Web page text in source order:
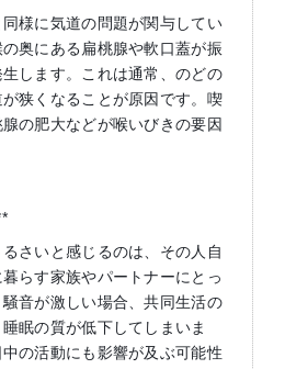
様に気道の問題が関与してい
奥にある扁桃腺や軟口蓋が振
します。これは通常、のどの
狭くなることが原因です。喫
の肥大などが喉いびきの要因
さいと感じるのは、その人自
らす家族やパートナーにとっ
音が激しい場合、共同生活の
眠の質が低下してしまいま
の活動にも影響が及ぶ可能性